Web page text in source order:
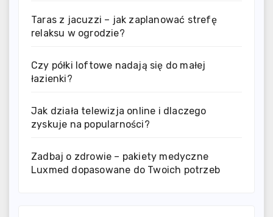
Taras z jacuzzi – jak zaplanować strefę
relaksu w ogrodzie?
Czy półki loftowe nadają się do małej
łazienki?
Jak działa telewizja online i dlaczego
zyskuje na popularności?
Zadbaj o zdrowie – pakiety medyczne
Luxmed dopasowane do Twoich potrzeb